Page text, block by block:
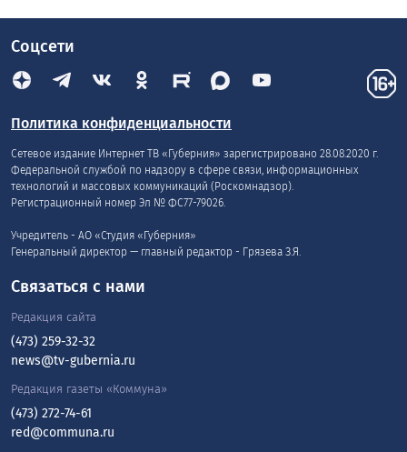
Соцсети
Политика конфиденциальности
Сетевое издание Интернет ТВ «Губерния» зарегистрировано 28.08.2020 г.
Федеральной службой по надзору в сфере связи, информационных
технологий и массовых коммуникаций (Роскомнадзор).
Регистрационный номер Эл № ФС77-79026.
Учредитель - АО «Студия «Губерния»
Генеральный директор — главный редактор - Грязева З.Я.
Связаться с нами
Редакция сайта
(473) 259-32-32
news@tv-gubernia.ru
Редакция газеты «Коммуна»
(473) 272-74-61
red@communa.ru